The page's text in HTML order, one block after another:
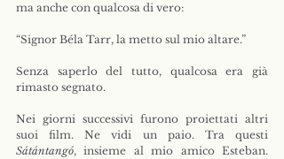
ma anche con qualcosa di vero:
“Signor Béla Tarr, la metto sul mio altare.”
Senza saperlo del tutto, qualcosa era già
rimasto segnato.
Nei giorni successivi furono proiettati altri
Sátántangó, insieme al mio amico Esteban.